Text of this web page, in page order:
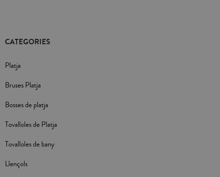
CATEGORIES
Platja
Bruses Platja
Bosses de platja
Tovalloles de Platja
Tovalloles de bany
Llençols